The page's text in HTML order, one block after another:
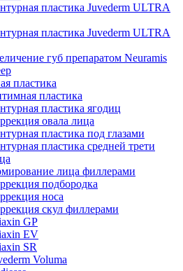
пластика Juvederm ULTRA
пластика Juvederm ULTRA
губ препаратом Neuramis
пластика
пластика
пластика ягодиц
овала лица
пластика под глазами
пластика средней трети
лица филлерами
подбородка
носа
скул филлерами
GP
EV
SR
Voluma